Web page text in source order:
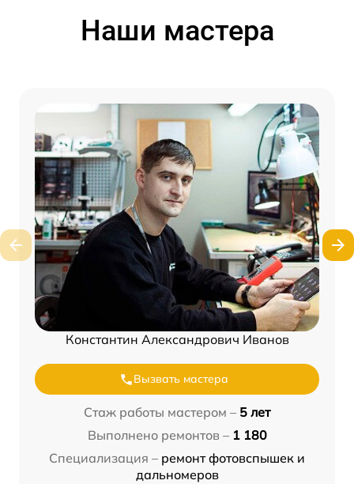
Наши мастера
Константин Александрович Иванов
Вызвать мастера
Стаж работы мастером – 5 лет
Выполнено ремонтов – 1 180
Специализация – ремонт фотовспышек и
дальномеров